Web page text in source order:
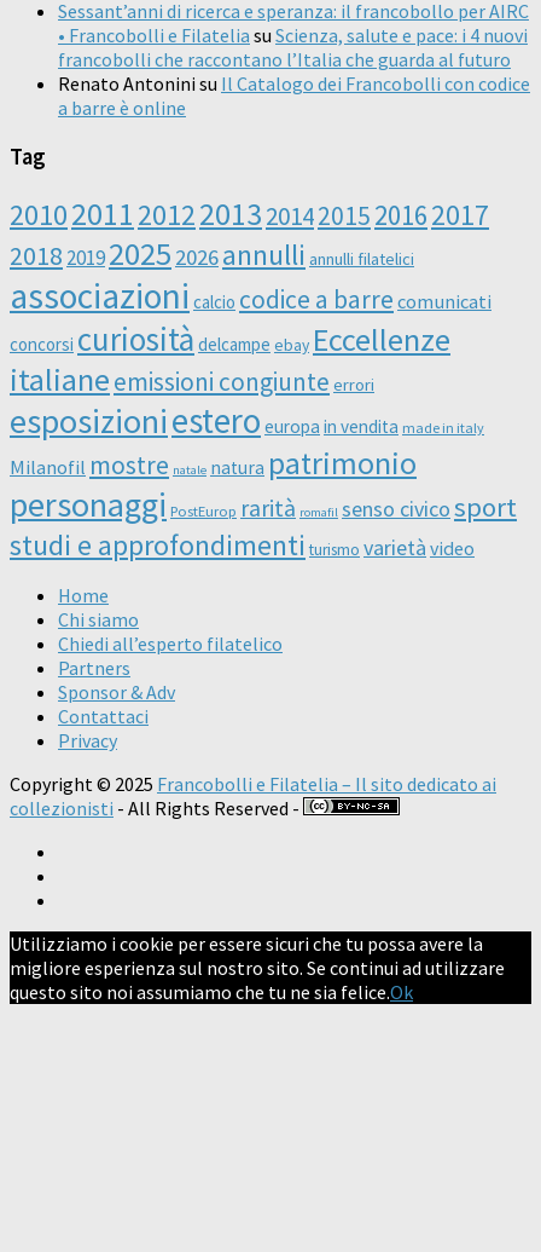
Sessant’anni di ricerca e speranza: il francobollo per AIRC
• Francobolli e Filatelia su Scienza, salute e pace: i 4 nuovi
francobolli che raccontano l’Italia che guarda al futuro
Renato Antonini su Il Catalogo dei Francobolli con codice
a barre è online
Tag
20102011201220132014201520162017
2018 20192025 2026annulli annulli filatelici
associazioni calcio codice a barre comunicati
concorsi curiosità delcampe ebay Eccellenze
italianeemissioni congiunte errori
esposizioniestero europa in vendita made in italy
Milanofil mostre natale natura patrimonio
personaggi PostEurop rarità romafil senso civicosport
studi e approfondimenti turismo varietà video
Home
Chi siamo
Chiedi all’esperto filatelico
Partners
Sponsor & Adv
Contattaci
Privacy
Copyright © 2025 Francobolli e Filatelia – Il sito dedicato ai
collezionisti - All Rights Reserved -
Utilizziamo i cookie per essere sicuri che tu possa avere la
migliore esperienza sul nostro sito. Se continui ad utilizzare
questo sito noi assumiamo che tu ne sia felice.Ok